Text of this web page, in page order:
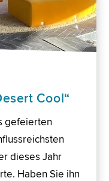
Cool“
gefeierten
dieses Jahr
Haben Sie ihn